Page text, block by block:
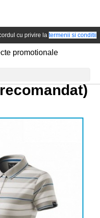
pentru
cu privire la termenii si conditii
promotionale